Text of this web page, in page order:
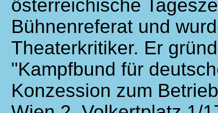
österreichische
Bühnenreferat und
Theaterkritiker. Er
"Kampfbund für
Konzession zum